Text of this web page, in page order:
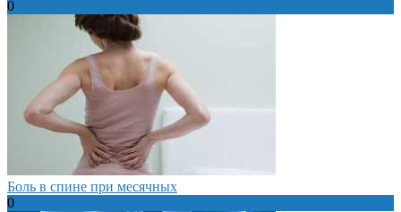
0
Боль в спине при месячных
0